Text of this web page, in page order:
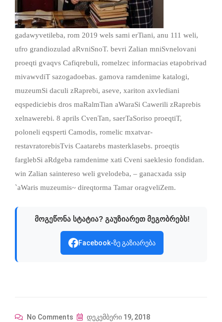
gadawyvetileba, rom 2019 wels sami erTiani, anu 111 weli,
ufro grandiozulad aRvniSnoT. bevri Zalian mniSvnelovani
proeqti gvaqvs Cafiqrebuli, romelzec informacias etapobrivad
mivawvdiT sazogadoebas. gamova ramdenime katalogi,
muzeumSi daculi zRaprebi, aseve, xariton axvlediani
eqspediciebis dros maRalmTian aWaraSi Cawerili zRaprebis
xelnawerebi. 8 aprils CvenTan, saerTaSoriso proeqtiT,
poloneli eqsperti Camodis, romelic mxatvar-
restavratorebisTvis Caatarebs masterklasebs. proeqtis
farglebSi aRdgeba ramdenime xati Cveni saeklesio fondidan.
win Zalian saintereso weli gvelodeba, – ganacxada ssip
`aWaris muzeumis~ direqtorma Tamar oragveliZem.
მოგეწონა სტატია? გაუზიარეთ მეგობრებს!
Facebook-ზე გაზიარება
No Comments დეკემბერი 19, 2018